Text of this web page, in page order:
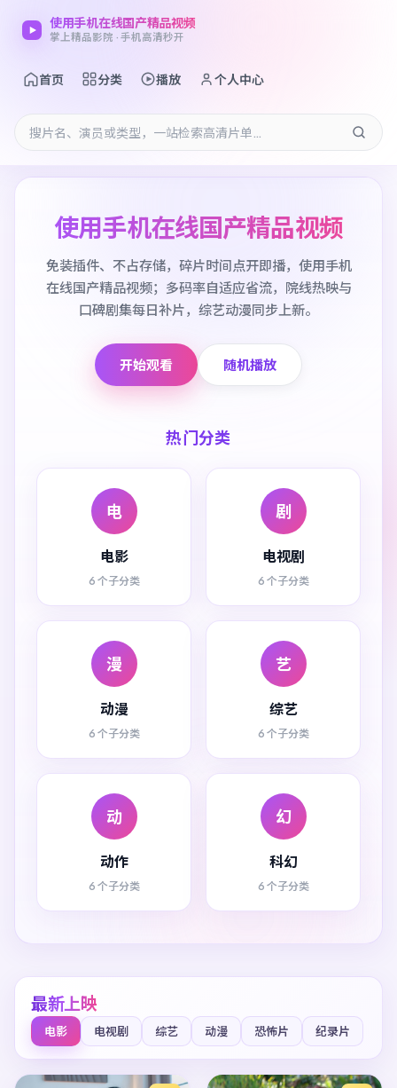
使用手机在线国产精品视频
掌上精品影院 · 手机高清秒开
首页 分类 播放 个人中心
使用手机在线国产精品视频
免装插件、不占存储，碎片时间点开即播，使用手机
在线国产精品视频；多码率自适应省流，院线热映与
口碑剧集每日补片，综艺动漫同步上新。
开始观看 随机播放
热门分类
电
电影
6 个子分类
剧
电视剧
6 个子分类
漫
动漫
6 个子分类
艺
综艺
6 个子分类
动
动作
6 个子分类
幻
科幻
6 个子分类
最新上映
电影 电视剧 综艺 动漫 恐怖片 纪录片